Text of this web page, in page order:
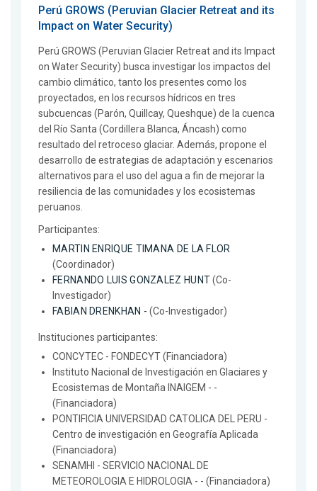
Perú GROWS (Peruvian Glacier Retreat and its
Impact on Water Security)
Perú GROWS (Peruvian Glacier Retreat and its Impact
on Water Security) busca investigar los impactos del
cambio climático, tanto los presentes como los
proyectados, en los recursos hídricos en tres
subcuencas (Parón, Quillcay, Queshque) de la cuenca
del Río Santa (Cordillera Blanca, Áncash) como
resultado del retroceso glaciar. Además, propone el
desarrollo de estrategias de adaptación y escenarios
alternativos para el uso del agua a fin de mejorar la
resiliencia de las comunidades y los ecosistemas
peruanos.
Participantes:
MARTIN ENRIQUE TIMANA DE LA FLOR
(Coordinador)
FERNANDO LUIS GONZALEZ HUNT(Co-
Investigador)
FABIAN DRENKHAN - (Co-Investigador)
Instituciones participantes:
CONCYTEC - FONDECYT (Financiadora)
Instituto Nacional de Investigación en Glaciares y
Ecosistemas de Montaña INAIGEM - -
(Financiadora)
PONTIFICIA UNIVERSIDAD CATOLICA DEL PERU -
Centro de investigación en Geografía Aplicada
(Financiadora)
SENAMHI - SERVICIO NACIONAL DE
METEOROLOGIA E HIDROLOGIA - - (Financiadora)